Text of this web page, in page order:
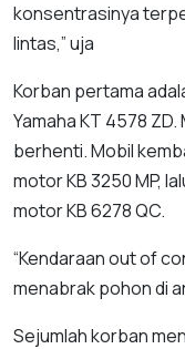
konsentrasinya
lintas,” uja
Korban pertama
Yamaha KT 4578
berhenti. Mobil
motor KB 3250 MP,
motor KB 6278 QC.
“Kendaraan out of
menabrak pohon di
Sejumlah korban